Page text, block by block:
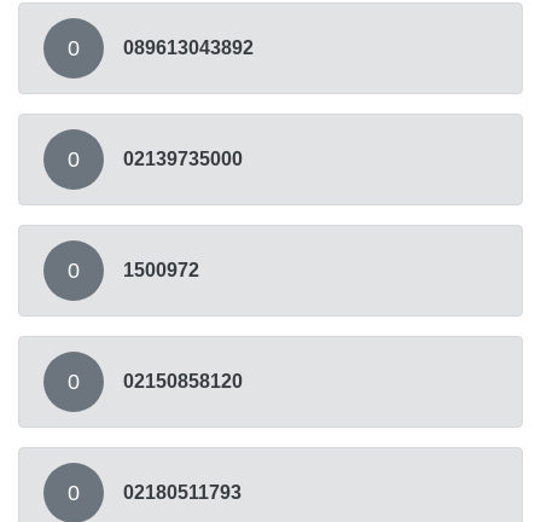
0 089613043892
0 02139735000
0 1500972
0 02150858120
0 02180511793